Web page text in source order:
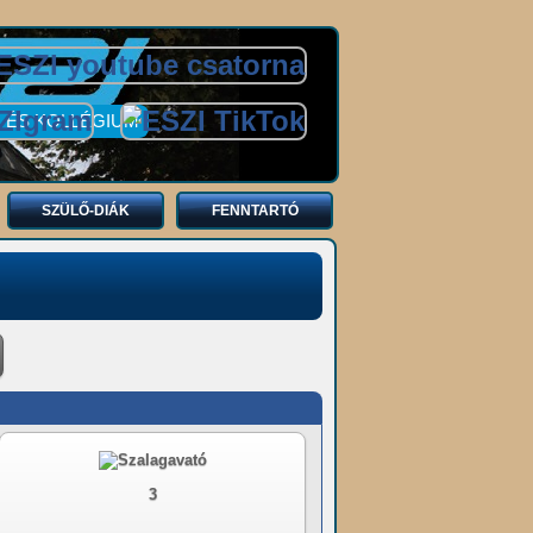
KOLLÉGIUM
SZÜLŐ-DIÁK FENNTARTÓ
3